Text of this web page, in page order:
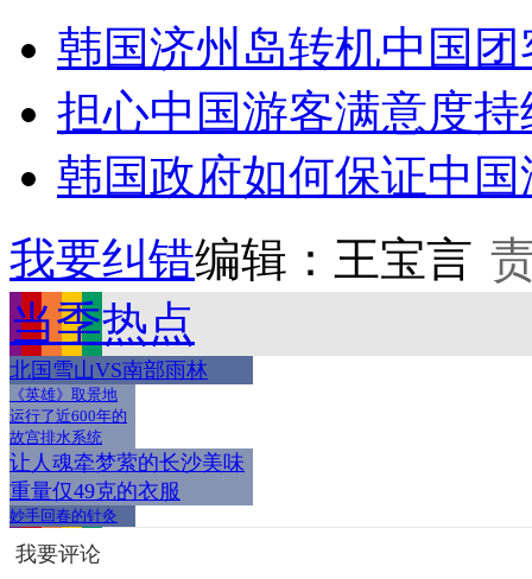
韩国济州岛转机中国
担心中国游客满意度
韩国政府如何保证中
我要纠错编辑：王宝言
当季热点
北国雪山VS南部雨林
《英雄》取景地
运行了近600年的
故宫排水系统
让人魂牵梦萦的长沙美味
重量仅49克的衣服
妙手回春的针灸